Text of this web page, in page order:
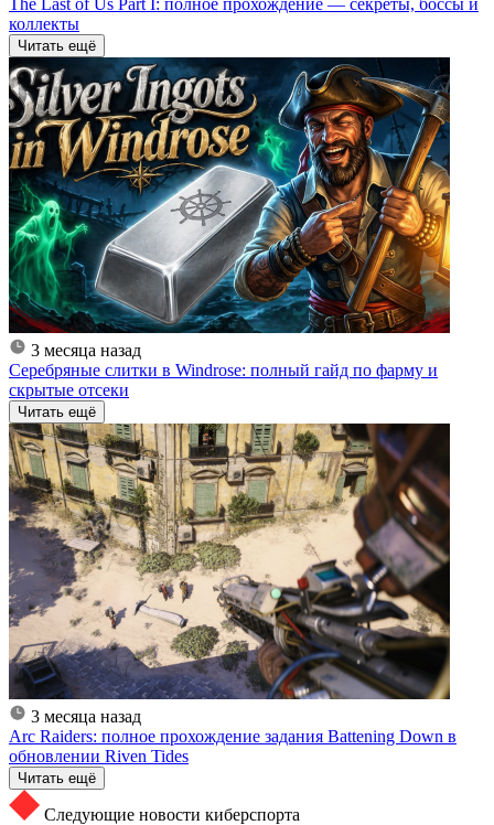
коллекты
Читать ещё
3 месяца назад
Серебряные слитки в Windrose: полный гайд по фарму и
скрытые отсеки
Читать ещё
3 месяца назад
Arc Raiders: полное прохождение задания Battening Down в
обновлении Riven Tides
Читать ещё
Следующие новости киберспорта